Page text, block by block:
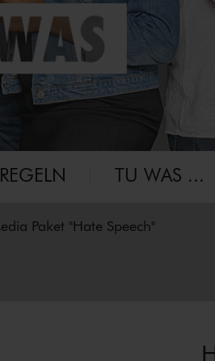
TU WAS ...
Paket "Hate Speech"